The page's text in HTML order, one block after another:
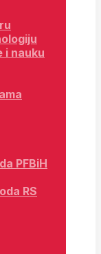
i nauku
PFBiH
RS